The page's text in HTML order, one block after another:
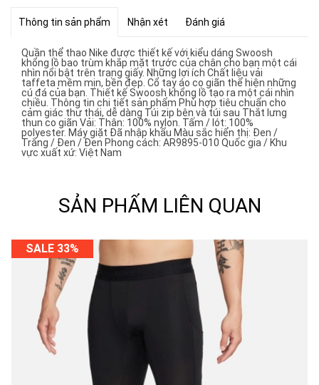
Thông tin sản phẩm Nhận xét Đánh giá
Quần thể thao Nike được thiết kế với kiểu dáng Swoosh
khổng lồ bao trùm khắp mặt trước của chân cho bạn một cái
nhìn nổi bật trên trang giấy. Những lợi ích Chất liệu vải
taffeta mềm mịn, bền đẹp. Cổ tay áo co giãn thể hiện những
cú đá của bạn. Thiết kế Swoosh khổng lồ tạo ra một cái nhìn
chiều. Thông tin chi tiết sản phẩm Phù hợp tiêu chuẩn cho
cảm giác thư thái, dễ dàng Túi zip bên và túi sau Thắt lưng
thun co giãn Vải: Thân: 100% nylon. Tấm / lót: 100%
polyester. Máy giặt Đã nhập khẩu Màu sắc hiển thị: Đen /
Trắng / Đen / Đen Phong cách: AR9895-010 Quốc gia / Khu
vực xuất xứ: Việt Nam
SẢN PHẨM LIÊN QUAN
SALE 33%